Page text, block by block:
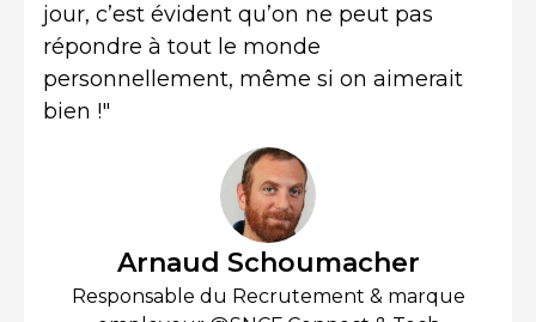
jour, c’est évident qu’on ne peut pas
répondre à tout le monde
personnellement, même si on aimerait
bien !"
Arnaud Schoumacher
Responsable du Recrutement & marque